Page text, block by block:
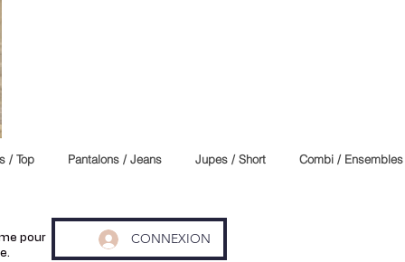
/ Top Pantalons / Jeans Jupes / Short Combi / Ensembles
CONNEXION
pour